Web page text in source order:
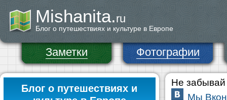
Mishanita.ru
Блог о путешествиях и культуре в Европе
Заметки Фотографии
Блог о путешествиях и
Не забывай
Мы